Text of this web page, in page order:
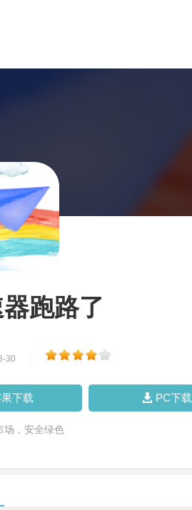
跑路了
30
下载 PC下载
场，安全绿色